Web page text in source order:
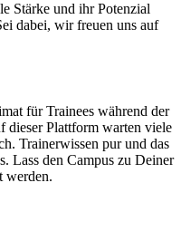
Stärke und ihr Potenzial
dabei, wir freuen uns auf
für Trainees während der
dieser Plattform warten viele
Trainerwissen pur und das
Lass den Campus zu Deiner
werden.